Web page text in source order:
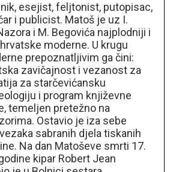
esejist, feljtonist, putopisac,
i publicist. Matoš je uz I.
i M. Begovića najplodniji i
moderne. U krugu
prepoznatljivim ga čini:
zavičajnost i vezanost za
za starčevićansku
i program književne
temeljen pretežno na
Ostavio je iza sebe
sabranih djela tiskanih
Na dan Matoševe smrti 17.
kipar Robert Jean